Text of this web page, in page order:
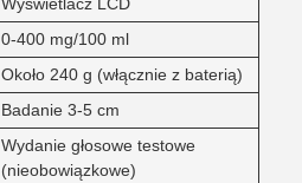
0-400 mg/100 ml
Około 240 g (włącznie z baterią)
Badanie 3-5 cm
Wydanie głosowe testowe
(nieobowiązkowe)